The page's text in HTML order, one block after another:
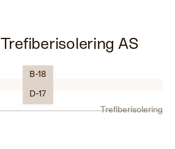
AS
B-18
D-17
Trefiberisolering